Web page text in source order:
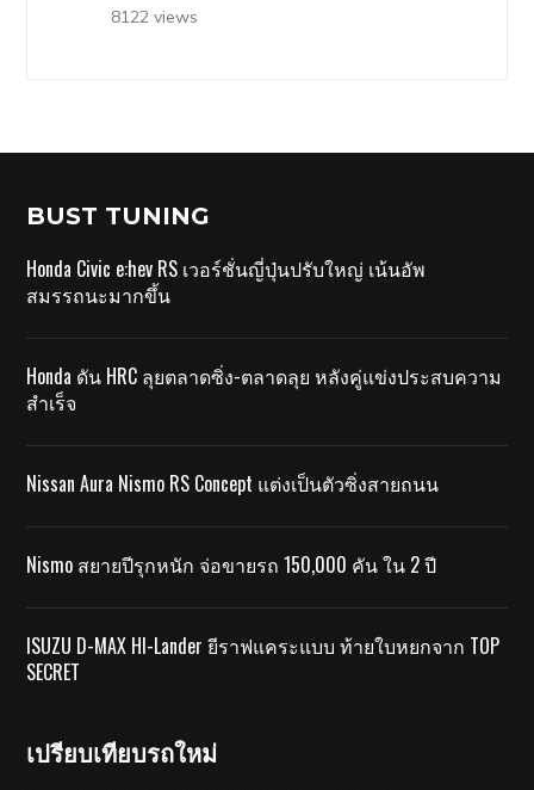
8122 views
BUST TUNING
Honda Civic e:hev RS เวอร์ชั่นญี่ปุ่นปรับใหญ่ เน้นอัพ
สมรรถนะมากขึ้น
Honda ดัน HRC ลุยตลาดซิ่ง-ตลาดลุย หลังคู่แข่งประสบความ
สำเร็จ
Nissan Aura Nismo RS Concept แต่งเป็นตัวซิ่งสายถนน
Nismo สยายปีรุกหนัก จ่อขายรถ 150,000 คัน ใน 2 ปี
ISUZU D-MAX HI-Lander ยีราฟแคระแบบ ท้ายใบหยกจาก TOP
SECRET
เปรียบเทียบรถใหม่